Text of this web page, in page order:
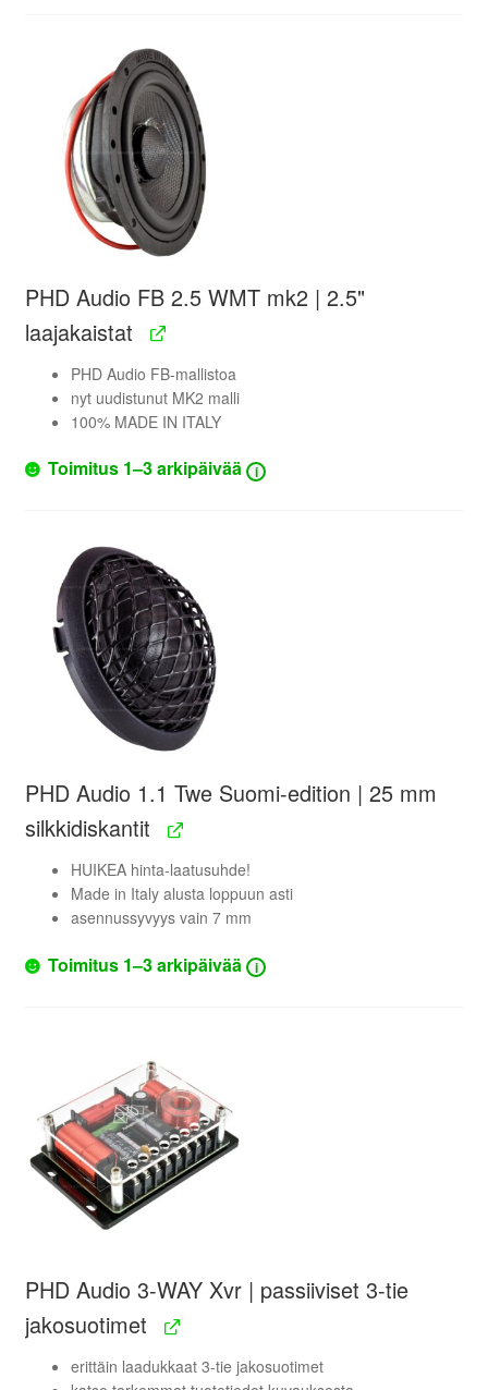
PHD Audio FB 2.5 WMT mk2 | 2.5"
laajakaistat
PHD Audio FB-mallistoa
nyt uudistunut MK2 malli
100% MADE IN ITALY
Toimitus 1–3 arkipäivää i
PHD Audio 1.1 Twe Suomi-edition | 25 mm
silkkidiskantit
HUIKEA hinta-laatusuhde!
Made in Italy alusta loppuun asti
asennussyvyys vain 7 mm
Toimitus 1–3 arkipäivää i
PHD Audio 3-WAY Xvr | passiiviset 3-tie
jakosuotimet
erittäin laadukkaat 3-tie jakosuotimet